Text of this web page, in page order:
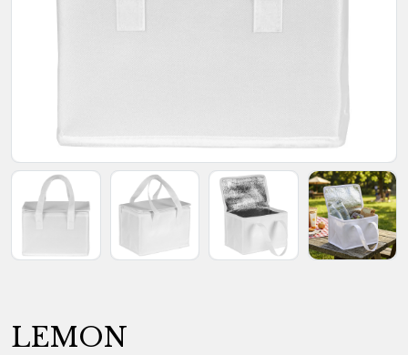
LEMON